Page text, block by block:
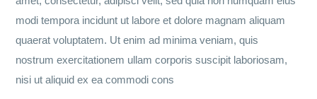
modi tempora incidunt ut labore et dolore magnam aliquam
quaerat voluptatem. Ut enim ad minima veniam, quis
nostrum exercitationem ullam corporis suscipit laboriosam,
nisi ut aliquid ex ea commodi cons